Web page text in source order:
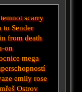
scarry
to Sender
in from death
on
mega
emily rose
Ostrov